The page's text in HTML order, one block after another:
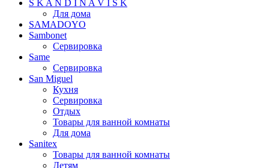
S K A N D I N A V I S K
Для дома
SAMADOYO
Sambonet
Сервировка
Same
Сервировка
San Miguel
Кухня
Сервировка
Отдых
Товары для ванной комнаты
Для дома
Sanitex
Товары для ванной комнаты
Детям